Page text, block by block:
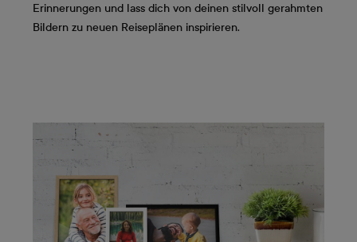
Erinnerungen und lass dich von deinen stilvoll gerahmten
Bildern zu neuen Reiseplänen inspirieren.